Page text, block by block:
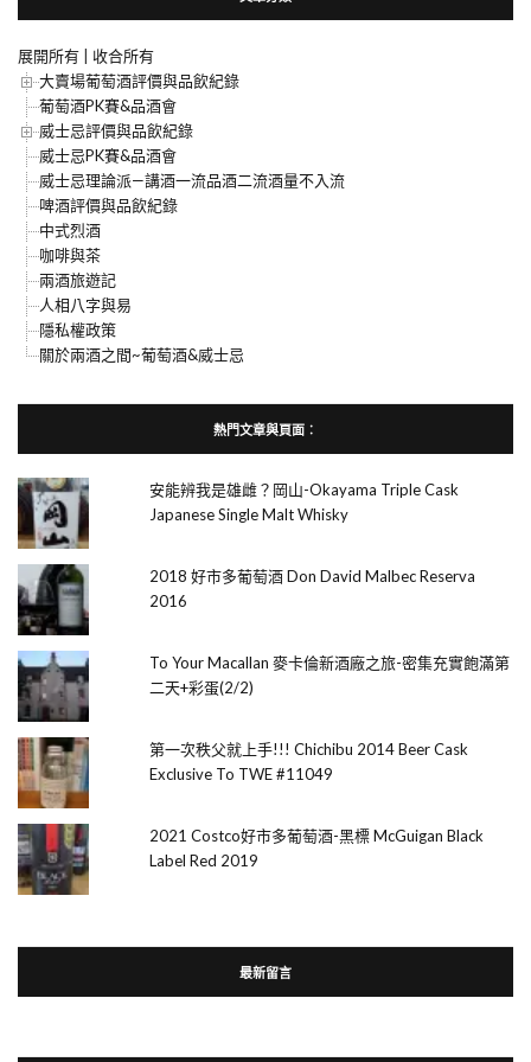
展開所有
收合所有
大賣場葡萄酒評價與品飲紀錄
葡萄酒PK賽&品酒會
威士忌評價與品飲紀錄
威士忌PK賽&品酒會
威士忌理論派—講酒一流品酒二流酒量不入流
啤酒評價與品飲紀錄
中式烈酒
咖啡與茶
兩酒旅遊記
人相八字與易
隱私權政策
關於兩酒之間~葡萄酒&威士忌
熱門文章與頁面︰
安能辨我是雄雌？岡山-Okayama Triple Cask
Japanese Single Malt Whisky
2018 好市多葡萄酒 Don David Malbec Reserva
2016
To Your Macallan 麥卡倫新酒廠之旅-密集充實飽滿第
二天+彩蛋(2/2)
第一次秩父就上手!!! Chichibu 2014 Beer Cask
Exclusive To TWE #11049
2021 Costco好市多葡萄酒-黑標 McGuigan Black
Label Red 2019
最新留言